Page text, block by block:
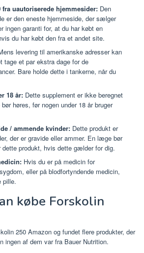
uautoriserede hjemmesider: Den
er den eneste hjemmeside, der sælger
ingen garanti for, at du har købt en
du har købt den fra et andet site.
levering til amerikanske adresser kan
et par ekstra dage for de
Bare holde dette i tankerne, når du
18 år: Dette supplement er ikke beregnet
høres, før nogen under 18 år bruger
/ ammende kvinder: Dette produkt er
der er gravide eller ammer. En læge bør
dette produkt, hvis dette gælder for dig.
Hvis du er på medicin for
eller på blodfortyndende medicin,
pille.
købe Forskolin
250 Amazon og fundet flere produkter, der
ingen af ​​dem var fra Bauer Nutrition.